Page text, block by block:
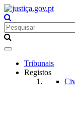
Toggle
navigationTribunais
Registos